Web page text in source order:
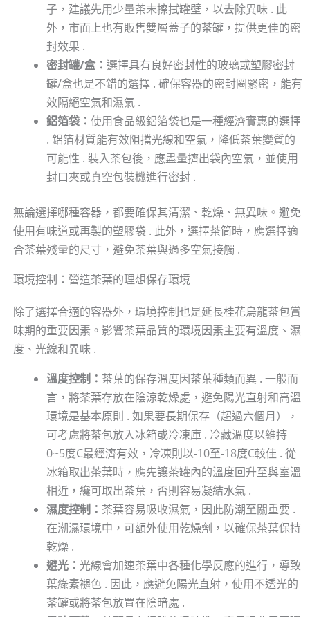
子，建議先用少量茶末擦拭罐壁，以去除異味 . 此
外，市面上也有販售雙層蓋子的茶罐，提供更佳的密
封效果 .
密封罐/盒： 選擇具有良好密封性的玻璃或塑膠密封
罐/盒也是不錯的選擇 . 確保容器的密封圈緊密，能有
效隔絕空氣和濕氣 .
鋁箔袋： 使用食品級鋁箔袋也是一種經濟實惠的選擇
. 鋁箔材質能有效阻擋光線和空氣，降低茶葉變質的
可能性 . 裝入茶包後，應盡量擠出袋內空氣，並使用
封口夾或真空包裝機進行密封 .
無論選擇哪種容器，都要確保其清潔、乾燥、無異味。避免
使用有味道或再製的塑膠袋 . 此外，選擇茶筒時，應選擇適
合茶葉殘量的尺寸，避免茶葉與過多空氣接觸 .
環境控制：營造茶葉的理想保存環境
除了選擇合適的容器外，環境控制也是延長桂花烏龍茶包賞
味期的重要因素。影響茶葉品質的環境因素主要有溫度、濕
度、光線和異味 .
溫度控制： 茶葉的保存溫度因茶葉種類而異 . 一般而
言，將茶葉存放在陰涼乾燥處，避免陽光直射和高溫
環境是基本原則 . 如果要長期保存（超過六個月），
可考慮將茶包放入冰箱或冷凍庫 . 冷藏溫度以維持
0~5度C最經濟有效，冷凍則以-10至-18度C較佳 . 從
冰箱取出茶葉時，應先讓茶罐內的溫度回升至與室溫
相近，纔可取出茶葉，否則容易凝結水氣 .
濕度控制： 茶葉容易吸收濕氣，因此防潮至關重要 .
在潮濕環境中，可額外使用乾燥劑，以確保茶葉保持
乾燥 .
避光： 光線會加速茶葉中各種化學反應的進行，導致
葉綠素褪色 . 因此，應避免陽光直射，使用不透光的
茶罐或將茶包放置在陰暗處 .